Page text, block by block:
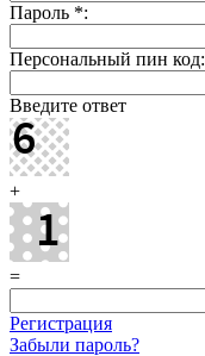
Пароль *:
Персональный пин код:
Введите ответ
+
=
Регистрация
Забыли пароль?